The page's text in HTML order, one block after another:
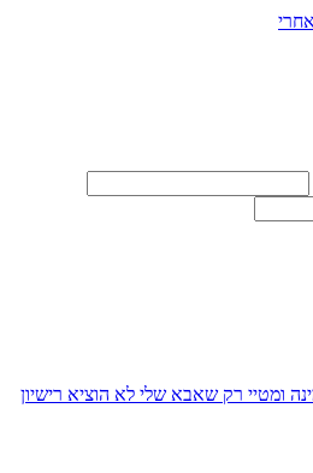
ומטיי רק שאבא שלי לא הוציא רישיון